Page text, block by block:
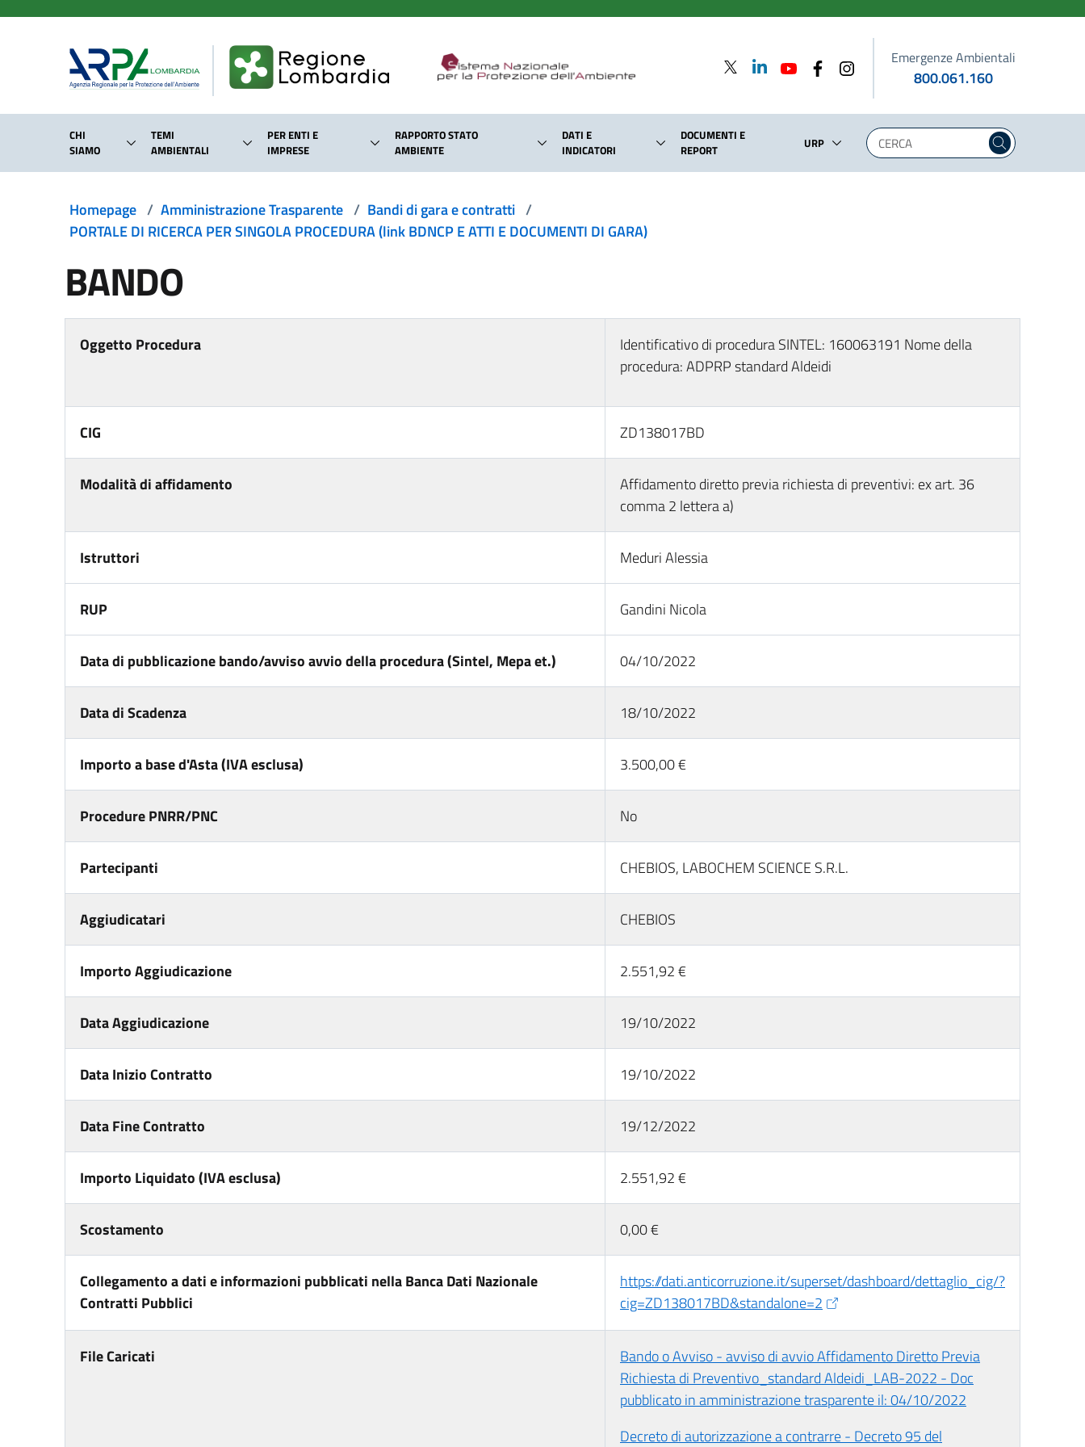
Emergenze Ambientali
800.061.160
CHI
SIAMO
TEMI
AMBIENTALI
PER ENTI E
IMPRESE
RAPPORTO STATO
AMBIENTE
DATI E
INDICATORI
DOCUMENTI E
REPORT
URP
Homepage / Amministrazione Trasparente / Bandi di gara e contratti /
PORTALE DI RICERCA PER SINGOLA PROCEDURA (link BDNCP E ATTI E DOCUMENTI DI GARA)
BANDO
Oggetto Procedura
Identificativo di procedura SINTEL: 160063191 Nome della
procedura: ADPRP standard Aldeidi
CIG ZD138017BD
Modalità di affidamento
Affidamento diretto previa richiesta di preventivi: ex art. 36
comma 2 lettera a)
Istruttori Meduri Alessia
RUP Gandini Nicola
Data di pubblicazione bando/avviso avvio della procedura (Sintel, Mepa et.) 04/10/2022
Data di Scadenza 18/10/2022
Importo a base d'Asta (IVA esclusa) 3.500,00 €
Procedure PNRR/PNC No
Partecipanti CHEBIOS, LABOCHEM SCIENCE S.R.L.
Aggiudicatari CHEBIOS
Importo Aggiudicazione 2.551,92 €
Data Aggiudicazione 19/10/2022
Data Inizio Contratto 19/10/2022
Data Fine Contratto 19/12/2022
Importo Liquidato (IVA esclusa) 2.551,92 €
Scostamento 0,00 €
Collegamento a dati e informazioni pubblicati nella Banca Dati Nazionale
Contratti Pubblici
https://dati.anticorruzione.it/superset/dashboard/dettaglio_cig/?
cig=ZD138017BD&standalone=2
File Caricati
Bando o Avviso - avviso di avvio Affidamento Diretto Previa
Richiesta di Preventivo_standard Aldeidi_LAB-2022 - Doc
pubblicato in amministrazione trasparente il: 04/10/2022
Decreto di autorizzazione a contrarre - Decreto 95 del